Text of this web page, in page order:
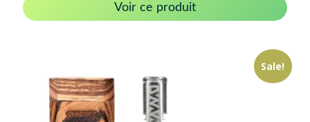
Voir ce produit
Sale!